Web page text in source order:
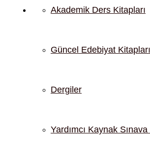
Akademik Ders Kitapları
Güncel Edebiyat Kitapları
Dergiler
Yardımcı Kaynak Sınava